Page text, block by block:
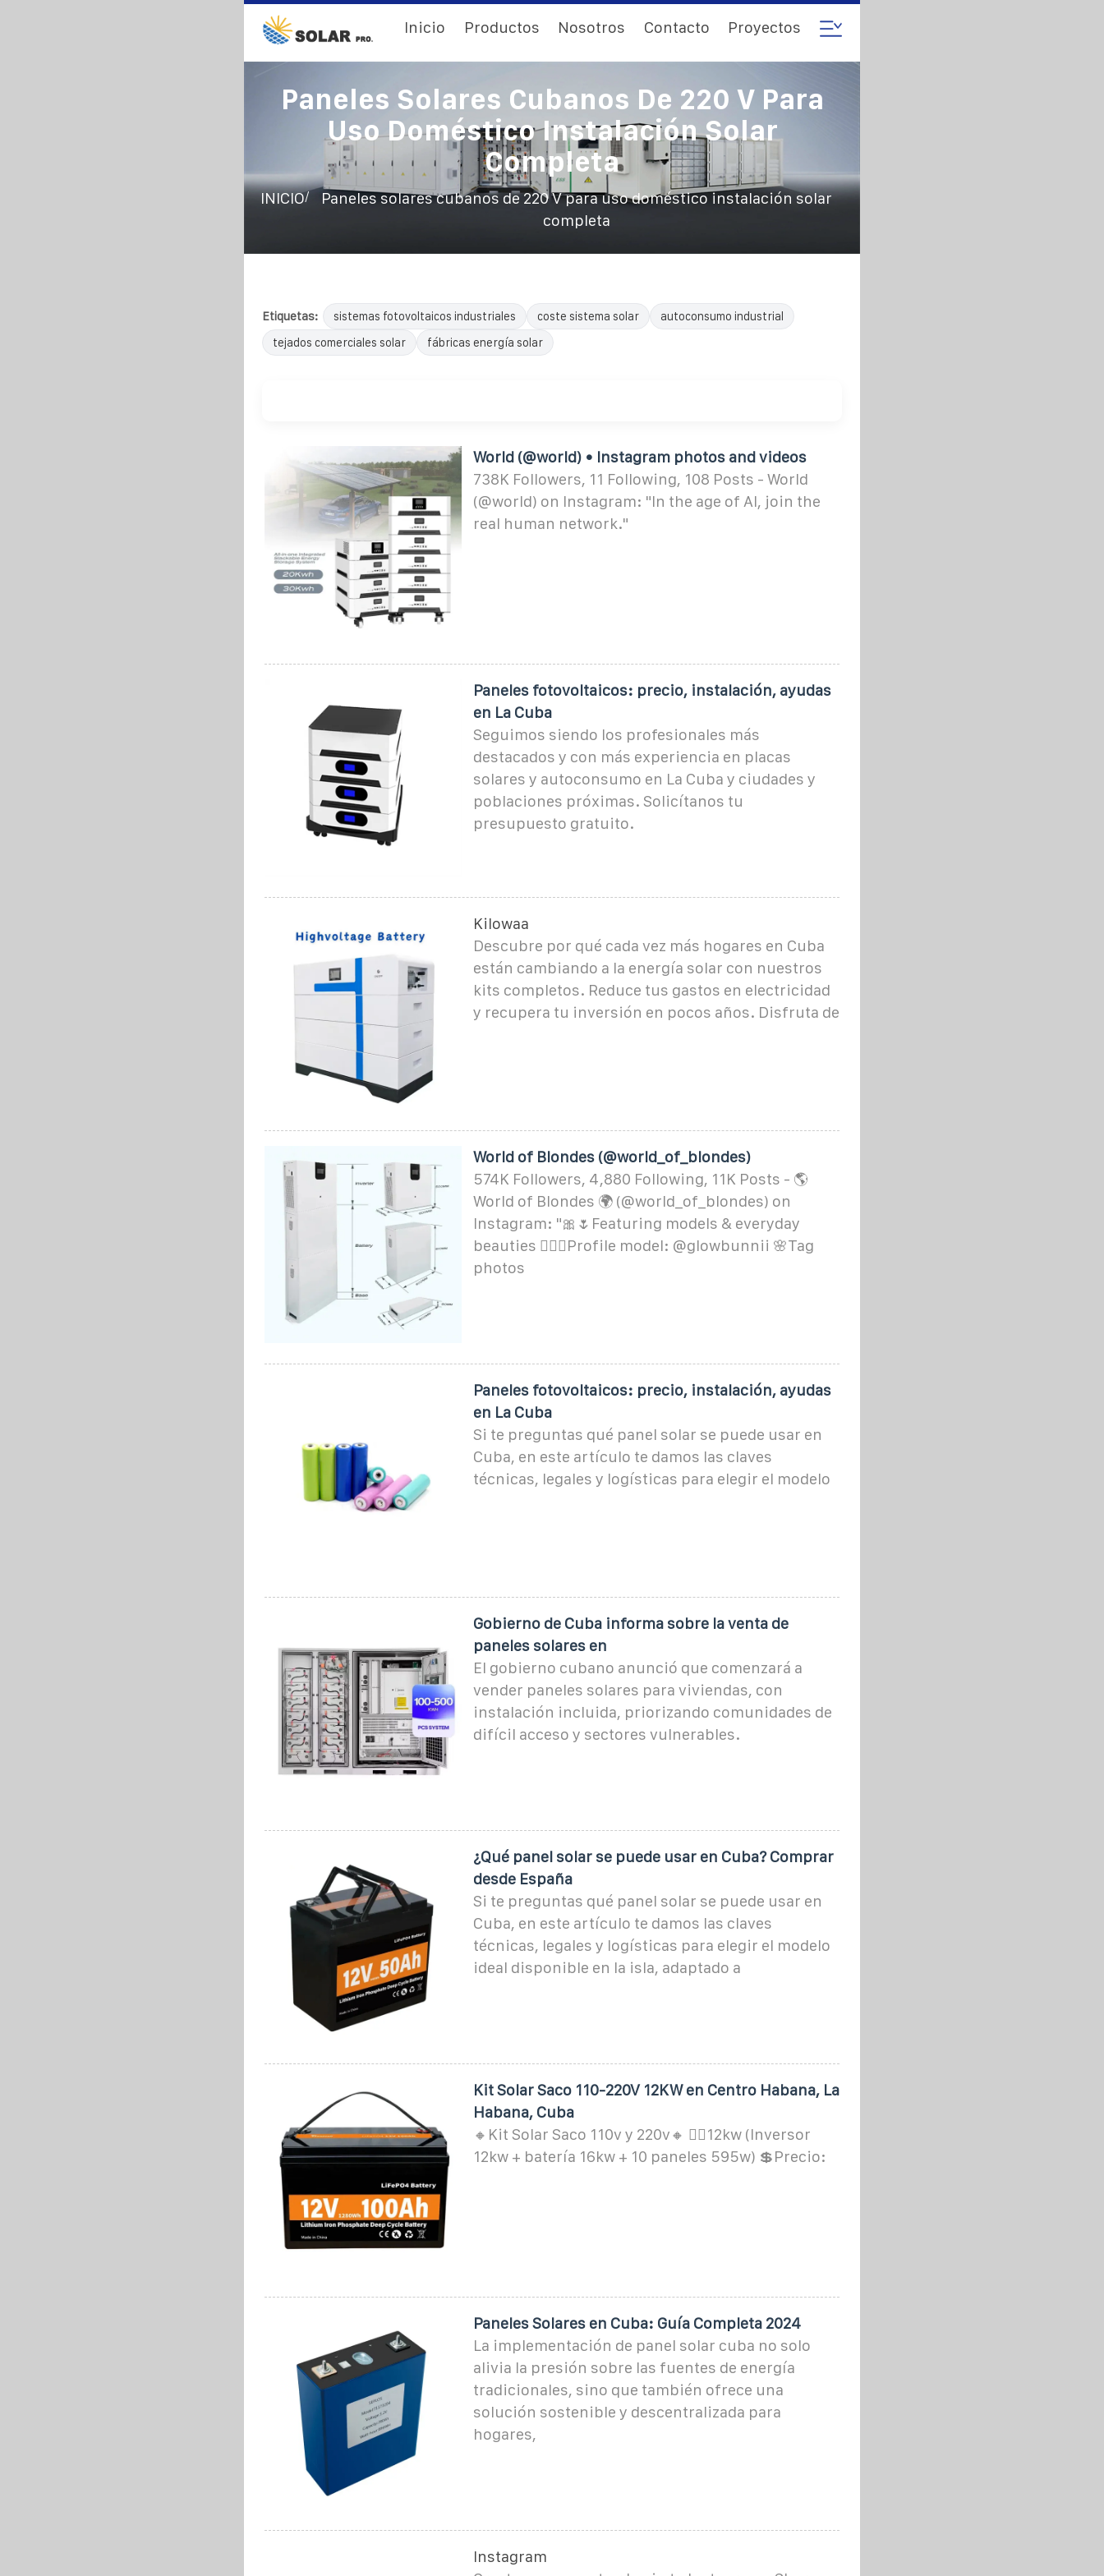
Inicio Productos Nosotros Contacto Proyectos
Paneles Solares Cubanos De 220 V Para
Uso Doméstico Instalación Solar
Completa
INICIO/
Paneles solares cubanos de 220 V para uso doméstico instalación solar
completa
Etiquetas: sistemas fotovoltaicos industriales coste sistema solar
autoconsumo industrial
tejados comerciales solar
fábricas energía solar
World (@world) • Instagram photos and videos
738K Followers, 11 Following, 108 Posts - World
(@world) on Instagram: "In the age of AI, join the
real human network."
Paneles fotovoltaicos: precio, instalación, ayudas
en La Cuba
Seguimos siendo los profesionales más
destacados y con más experiencia en placas
solares y autoconsumo en La Cuba y ciudades y
poblaciones próximas. Solicítanos tu
presupuesto gratuito.
Kilowaa
Descubre por qué cada vez más hogares en Cuba
están cambiando a la energía solar con nuestros
kits completos. Reduce tus gastos en electricidad
y recupera tu inversión en pocos años. Disfruta de
World of Blondes (@world_of_blondes)
574K Followers, 4,880 Following, 11K Posts - 🌎
World of Blondes 🌍 (@world_of_blondes) on
Instagram: "🎀🌷Featuring models & everyday
beauties 👱🏻‍♀️Profile model: @glowbunnii 🌸Tag
photos
Paneles fotovoltaicos: precio, instalación, ayudas
en La Cuba
Si te preguntas qué panel solar se puede usar en
Cuba, en este artículo te damos las claves
técnicas, legales y logísticas para elegir el modelo
Gobierno de Cuba informa sobre la venta de
paneles solares en
El gobierno cubano anunció que comenzará a
vender paneles solares para viviendas, con
instalación incluida, priorizando comunidades de
difícil acceso y sectores vulnerables.
¿Qué panel solar se puede usar en Cuba? Comprar
desde España
Si te preguntas qué panel solar se puede usar en
Cuba, en este artículo te damos las claves
técnicas, legales y logísticas para elegir el modelo
ideal disponible en la isla, adaptado a
Kit Solar Saco 110-220V 12KW en Centro Habana, La
Habana, Cuba
🔸Kit Solar Saco 110v y 220v🔸 👉🏻12kw (Inversor
12kw + batería 16kw + 10 paneles 595w) 💲Precio:
Paneles Solares en Cuba: Guía Completa 2024
La implementación de panel solar cuba no solo
alivia la presión sobre las fuentes de energía
tradicionales, sino que también ofrece una
solución sostenible y descentralizada para
hogares,
Instagram